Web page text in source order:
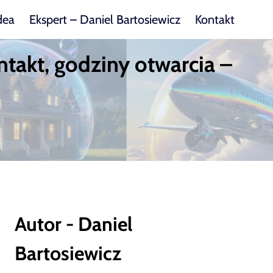
Ekspert – Daniel Bartosiewicz Kontakt
godziny otwarcia –
Autor - Daniel
Bartosiewicz